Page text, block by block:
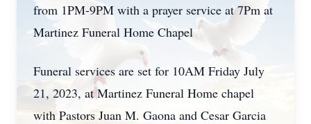
from 1PM-9PM with a prayer service at 7Pm at
Martinez Funeral Home Chapel
Funeral services are set for 10AM Friday July
21, 2023, at Martinez Funeral Home chapel
with Pastors Juan M. Gaona and Cesar Garcia